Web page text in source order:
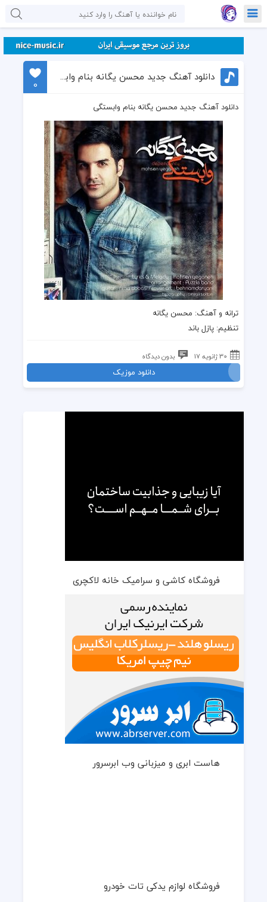
دانلود آهنگ جدید محسن یگانه بنام وابستگی
0
دانلود آهنگ جدید محسن یگانه بنام وابستگی
ترانه وآهنگ: محسن یگانه
تنظیم:پازل باند
30 ژانویه 17 بدون دیدگاه
دانلود موزیک
فروشگاه کاشی و سرامیک خانه لاکچری
هاست ابری و میزبانی وب ابرسرور